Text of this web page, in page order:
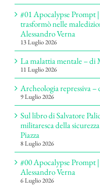
#01 Apocalypse Prompt
trasformò nelle
Alessandro Verna
13 Luglio 2026
La malattia mentale –
11 Luglio 2026
Archeologia repressiva
9 Luglio 2026
Sul libro di Salvatore
militaresca della
Piazza
8 Luglio 2026
#00 Apocalypse Prompt
Alessandro Verna
6 Luglio 2026